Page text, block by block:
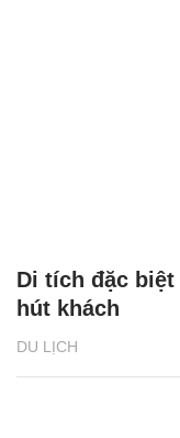
DU LỊCH
Di tích đặc biệt
hút khách